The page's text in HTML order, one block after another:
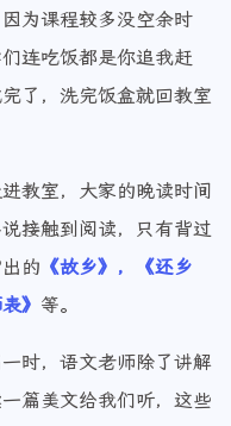
为课程较多没空余时
连吃饭都是你追我赶
了，洗完饭盒就回教室
教室，大家的晚读时间
接触到阅读，只有背过
的 《故乡》，《还乡
》 等。
时，语文老师除了讲解
篇美文给我们听，这些